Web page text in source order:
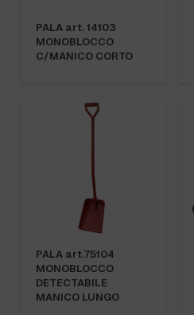
PALA art. 14103
MONOBLOCCO
C/MANICO CORTO
PALA art.75104
MONOBLOCCO
DETECTABILE
MANICO LUNGO